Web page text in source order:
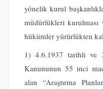
yönelik kurul
müdürlükleri
hükümler yürürlükten
1) 4.6.1937 tarihli ve
Kanununun 55 inci
alan “Araştırma